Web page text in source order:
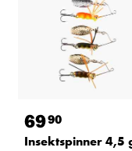
6990
Insektspinner 4,5